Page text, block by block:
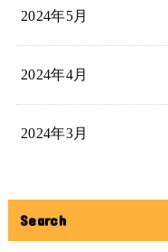
2024年5月
2024年4月
2024年3月
Search